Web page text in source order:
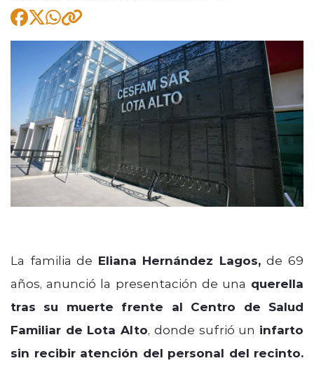
La familia de Eliana Hernández Lagos,de 69
años, anunció la presentación de una querella
tras su muerte frente al Centro de Salud
Familiar de Lota Alto, donde sufrió un infarto
sin recibir atención del personal del recinto.